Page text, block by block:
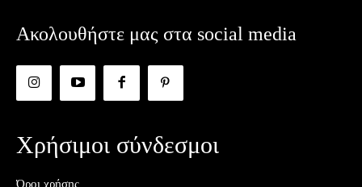
Ακολουθήστε μας στα social media
Χρήσιμοι σύνδεσμοι
Όροι χρήσης